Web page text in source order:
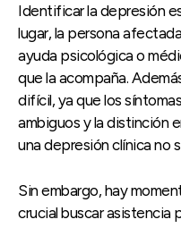
Identificar la depresión
lugar, la persona
ayuda psicológica o
que la acompaña.
difícil, ya que los
ambiguos y la distinción
una depresión clínica no
Sin embargo, hay
crucial buscar asistencia